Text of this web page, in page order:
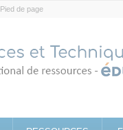
Pied de page